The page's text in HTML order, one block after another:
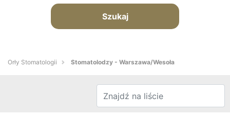
Szukaj
Orły Stomatologii Stomatolodzy - Warszawa/Wesoła